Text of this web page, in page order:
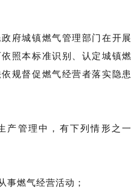
府城镇燃气管理部门在开展
照本标准识别、认定城镇燃
规督促燃气经营者落实隐患
管理中，有下列情形之一
事燃气经营活动；